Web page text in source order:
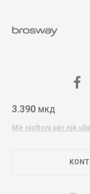
3.390 МКД
Më njoftoni për një ulje